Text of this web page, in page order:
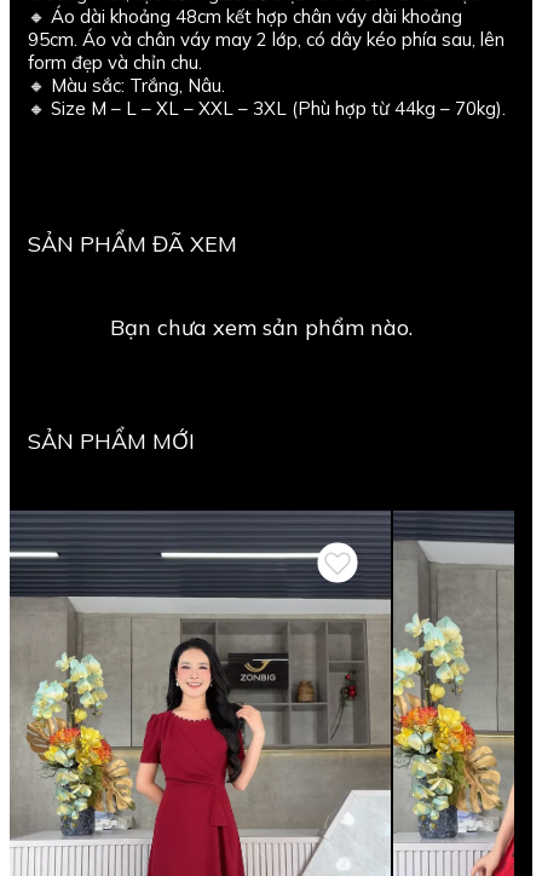
🔸 Áo dài khoảng 48cm kết hợp chân váy dài khoảng
95cm. Áo và chân váy may 2 lớp, có dây kéo phía sau, lên
form đẹp và chỉn chu.
🔸 Màu sắc: Trắng, Nâu.
🔸 Size M – L – XL – XXL – 3XL (Phù hợp từ 44kg – 70kg).
SẢN PHẨM ĐÃ XEM
Bạn chưa xem sản phẩm nào.
SẢN PHẨM MỚI